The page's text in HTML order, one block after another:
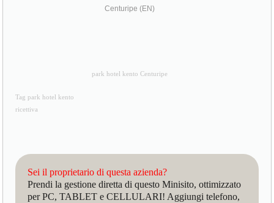
Centuripe (EN)
park hotel kento Centuripe
Tag park hotel kento
ricettiva
Sei il proprietario di questa azienda?
Prendi la gestione diretta di questo Minisito, ottimizzato
per PC, TABLET e CELLULARI! Aggiungi telefono,